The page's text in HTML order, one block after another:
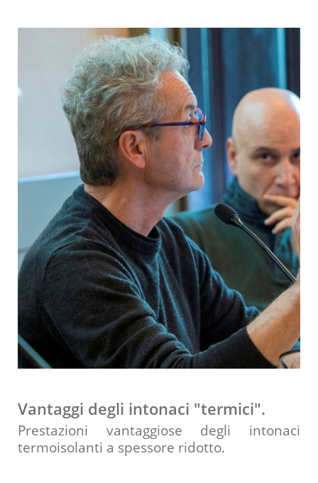
Vantaggi degli intonaci "termici".
Prestazioni vantaggiose degli intonaci
termoisolanti a spessore ridotto.